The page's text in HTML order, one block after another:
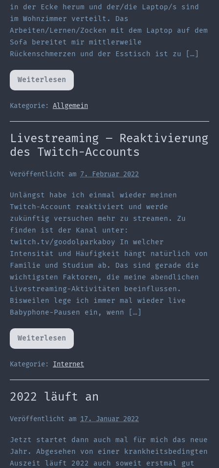
in der Ecke herum und der/die Laptop/s sind
im Wohnzimmer verteilt. Das
Arbeiten/Lernen/Zocken mit dem Laptop auf dem
Sofa bereitet mir mittlerweile
Rückenschmerzen und der Esstisch ist zu […]
Weiterlesen
Waiting
for
Schreibtisch
Kategorie: Allgemein
Livestreaming – Reaktivierung
des Twitch-Accounts
Veröffentlicht am 7. Februar 2022
Unlängst habe ich einmal wieder meinen
Twitch-Account reaktiviert und werde
zukünftig versuchen mehr zu streamen. Zu
finden ist der Kanal unter:
twitch.tv/goodolparkaboy In welcher
Intensität und Häufigkeit hängt natürlich von
Familie und Studium ab. Das sind gerade die
wichtigsten Faktoren, die meine abendlichen
Livestreaming-Aktivitäten beeinflussen.
Bisweilen lege ich immer mal wieder live
Babyphone-Pausen ein, wenn […]
WeiterlesenLivestreaming
–
des
Twitch-
Kategorie: Internet
2022 läuft an
Veröffentlicht am 17. Januar 2022
Jetzt startet dann auch mal für mich das neue
Jahr. Abgesehen von einer krankheitsbedingten
Auszeit läuft 2022 auch soweit erstmal gut